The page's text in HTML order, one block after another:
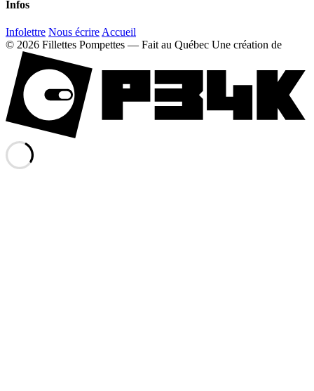
Infos
Infolettre Nous écrire Accueil
© 2026 Fillettes Pompettes — Fait au Québec Une création de